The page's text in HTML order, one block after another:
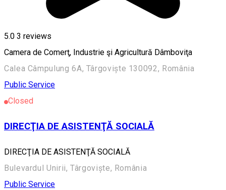
5.0 3 reviews
Camera de Comerţ, Industrie şi Agricultură Dâmboviţa
Calea Câmpulung 6A, Târgoviște 130092, România
Public Service
Closed
DIRECŢIA DE ASISTENŢĂ SOCIALĂ
DIRECŢIA DE ASISTENŢĂ SOCIALĂ
Bulevardul Unirii, Târgoviște, România
Public Service